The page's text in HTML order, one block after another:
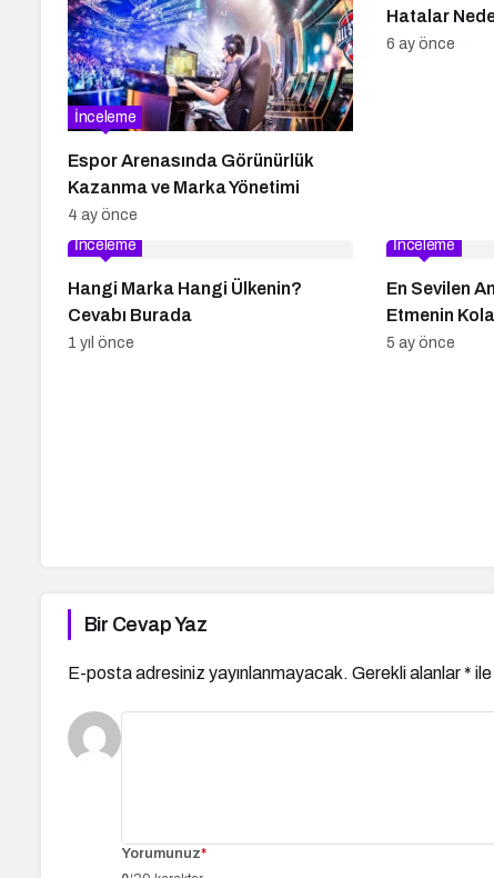
Espor Arenasında Görünürlük
Kazanma ve Marka Yönetimi
İnceleme
4 ay önce
Hatalar
6 ay önce
Hangi Marka Hangi Ülkenin?
Cevabı Burada
İnceleme
1 yıl önce
En Sevilen
Etmenin
İnceleme
5 ay önce
Bir Cevap Yaz
E-posta adresiniz yayınlanmayacak. Gerekli alanlar*
Yorumunuz*